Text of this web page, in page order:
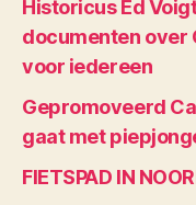
Historicus Ed
documenten over
voor iedereen
Gepromoveerd
gaat met
FIETSPAD IN